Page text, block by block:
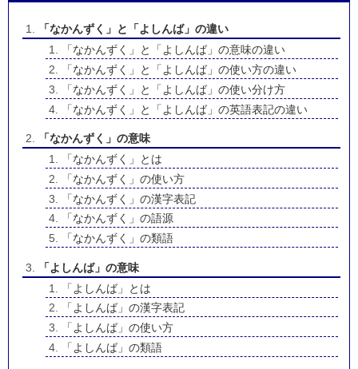
「なかんずく」と「よしんば」の違い
「なかんずく」と「よしんば」の意味の違い
「なかんずく」と「よしんば」の使い方の違い
「なかんずく」と「よしんば」の使い分け方
「なかんずく」と「よしんば」の英語表記の違い
「なかんずく」の意味
「なかんずく」とは
「なかんずく」の使い方
「なかんずく」の漢字表記
「なかんずく」の語源
「なかんずく」の類語
「よしんば」の意味
「よしんば」とは
「よしんば」の漢字表記
「よしんば」の使い方
「よしんば」の類語